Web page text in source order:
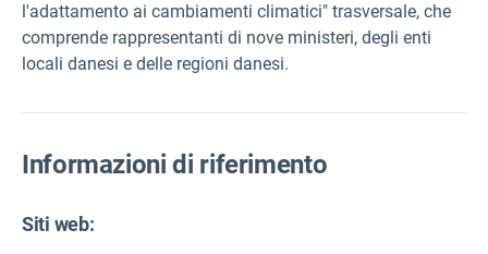
l'adattamento ai cambiamenti climatici" trasversale, che
comprende rappresentanti di nove ministeri, degli enti
locali danesi e delle regioni danesi.
Informazioni di riferimento
Siti web: